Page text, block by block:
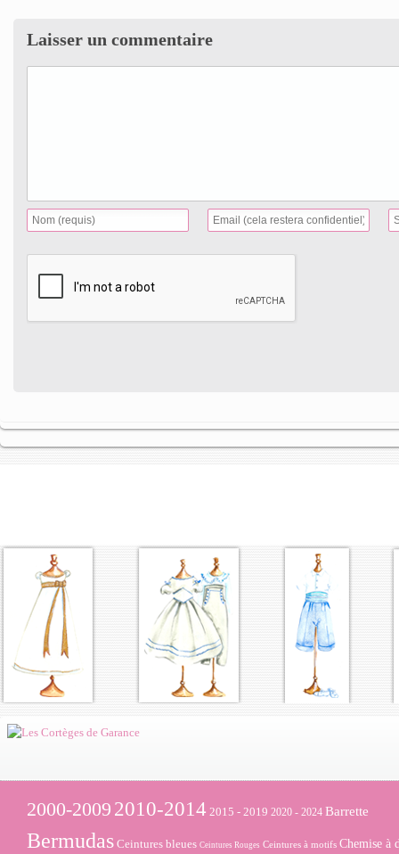
Laisser un commentaire
2000-2009 2010-2014 2015 - 2019 2020 - 2024 Barrette
Bermudas Ceintures bleues Ceintures Rouges Ceintures à motifs Chemise à